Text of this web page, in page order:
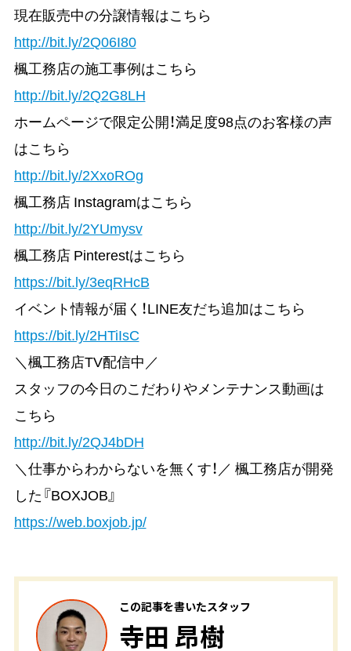
現在販売中の分譲情報はこちら
http://bit.ly/2Q06I80
楓工務店の施工事例はこちら
http://bit.ly/2Q2G8LH
ホームページで限定公開！満足度98点のお客様の声
はこちら
http://bit.ly/2XxoROg
楓工務店 Instagramはこちら
http://bit.ly/2YUmysv
楓工務店 Pinterestはこちら
https://bit.ly/3eqRHcB
イベント情報が届く！LINE友だち追加はこちら
https://bit.ly/2HTiIsC
＼楓工務店TV配信中／
スタッフの今日のこだわりやメンテナンス動画は
こちら
http://bit.ly/2QJ4bDH
＼仕事からわからないを無くす！／ 楓工務店が開発
した『BOXJOB』
https://web.boxjob.jp/
この記事を書いたスタッフ
寺田 昂樹